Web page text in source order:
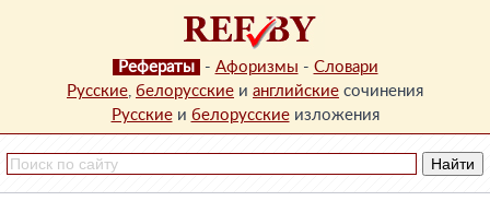
Рефераты - Афоризмы - Словари
Русские, белорусские и английские сочинения
Русскиеи белорусскиеизложения